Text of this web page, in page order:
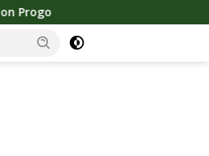
Langsungkan Kaji Tiru, Bupati